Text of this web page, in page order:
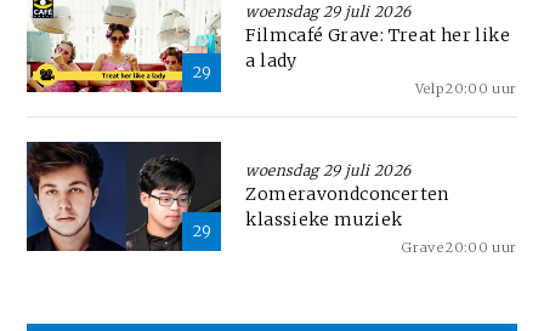
29
woensdag 29 juli 2026
Filmcafé Grave: Treat her like
a lady
20:00 uur
Velp
29
woensdag 29 juli 2026
Zomeravondconcerten
klassieke muziek
20:00 uur
Grave